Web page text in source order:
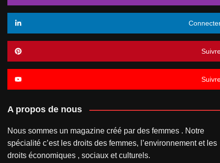
A propos de nous
Nous sommes un magazine créé par des femmes . Notre
spécialité c’est les droits des femmes, l’environnement et les
droits économiques , sociaux et culturels.